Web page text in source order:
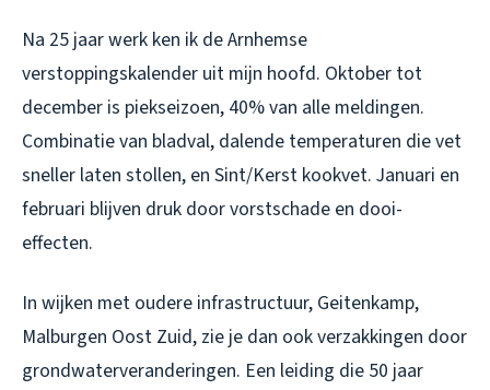
Na 25 jaar werk ken ik de Arnhemse
verstoppingskalender uit mijn hoofd. Oktober tot
december is piekseizoen, 40% van alle meldingen.
Combinatie van bladval, dalende temperaturen die vet
sneller laten stollen, en Sint/Kerst kookvet. Januari en
februari blijven druk door vorstschade en dooi-
effecten.
In wijken met oudere infrastructuur, Geitenkamp,
Malburgen Oost Zuid, zie je dan ook verzakkingen door
grondwaterveranderingen. Een leiding die 50 jaar